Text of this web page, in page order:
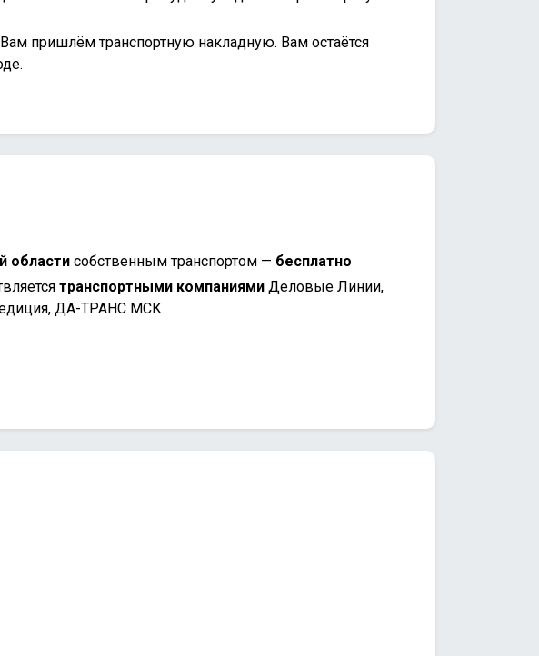
пришлём транспортную накладную. Вам остаётся
области собственным транспортом — бесплатно
транспортными компаниями Деловые Линии,
ДА-ТРАНС МСК